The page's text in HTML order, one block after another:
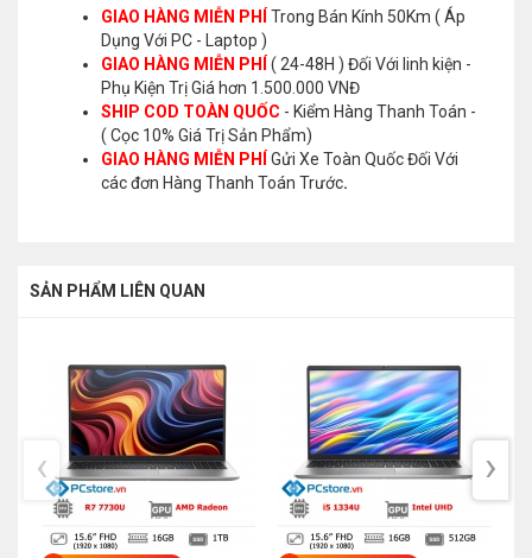
GIAO HÀNG MIỄN PHÍ
Trong Bán Kính 50Km ( Áp
Dụng Với PC - Laptop )
GIAO HÀNG MIỄN PHÍ
( 24-48H ) Đối Với linh kiện -
Phụ Kiện Trị Giá hơn 1.500.000 VNĐ
SHIP COD TOÀN QUỐC - Kiểm Hàng Thanh Toán -
( Cọc 10% Giá Trị Sản Phẩm)
GIAO HÀNG MIỄN PHÍ
Gửi Xe Toàn Quốc Đối Với
các đơn Hàng Thanh Toán Trước.
SẢN PHẨM LIÊN QUAN
‹ ›